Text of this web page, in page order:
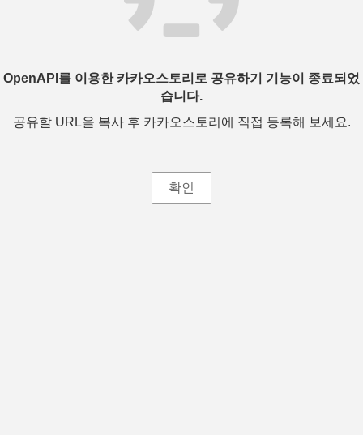
OpenAPI를 이용한 카카오스토리로 공유하기 기능이 종료되었
습니다.
공유할 URL을 복사 후 카카오스토리에 직접 등록해 보세요.
확인